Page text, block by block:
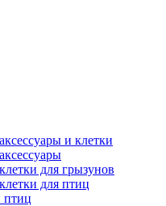
и клетки
для грызунов
для птиц
птиц